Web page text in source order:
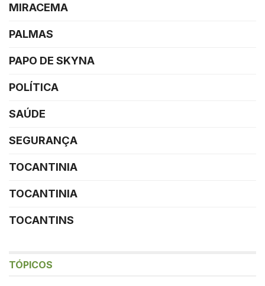
MIRACEMA
PALMAS
PAPO DE SKYNA
POLÍTICA
SAÚDE
SEGURANÇA
TOCANTINIA
TOCANTINIA
TOCANTINS
TÓPICOS